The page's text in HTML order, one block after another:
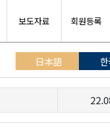
보도자료 회원등록
日本語